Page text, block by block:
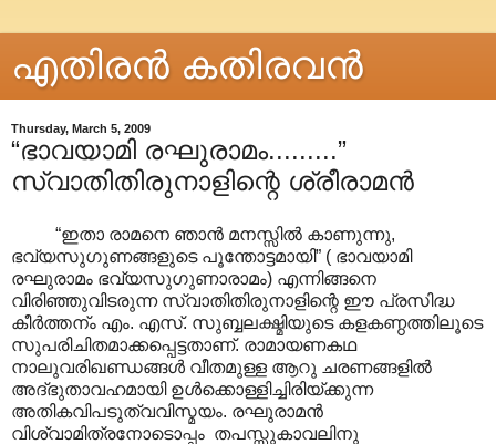
എതിരന്‍ കതിരവന്‍
Thursday, March 5, 2009
“ഭാവയാമി രഘുരാമം.........”
സ്വാതിതിരുനാളിന്റെ ശ്രീരാമന്‍
“ഇതാ രാമനെ ഞാന്‍ മനസ്സില്‍ കാണുന്നു,
ഭവ്യസുഗുണങ്ങളുടെ പൂന്തോട്ടമായി” ( ഭാവയാമി
രഘുരാമം ഭവ്യസുഗുണാരാമം) എന്നിങ്ങനെ
വിരിഞ്ഞുവിടരുന്ന സ്വാതിതിരുനാളിന്റെ ഈ പ്രസിദ്ധ
കീര്‍ത്തന്ം എം. എസ്. സുബ്ബലക്ഷ്മിയുടെ കളകണ്ഠത്തിലൂടെ
സുപരിചിതമാക്കപ്പെട്ടതാണ്. രാമായണകഥ
നാലുവരിഖണ്ഡങ്ങൾ‍ വീതമുള്ള ആറു ചരണങ്ങളില്‍
അദ്ഭുതാവഹമായി ഉള്‍ക്കൊള്ളിച്ചിരിയ്ക്കുന്ന
അതികവിപടുത്വവിസ്മയം. രഘുരാമൻ‍‍
വിശ്വാമിത്രനോടൊപ്പം തപസ്സുകാവലിനു